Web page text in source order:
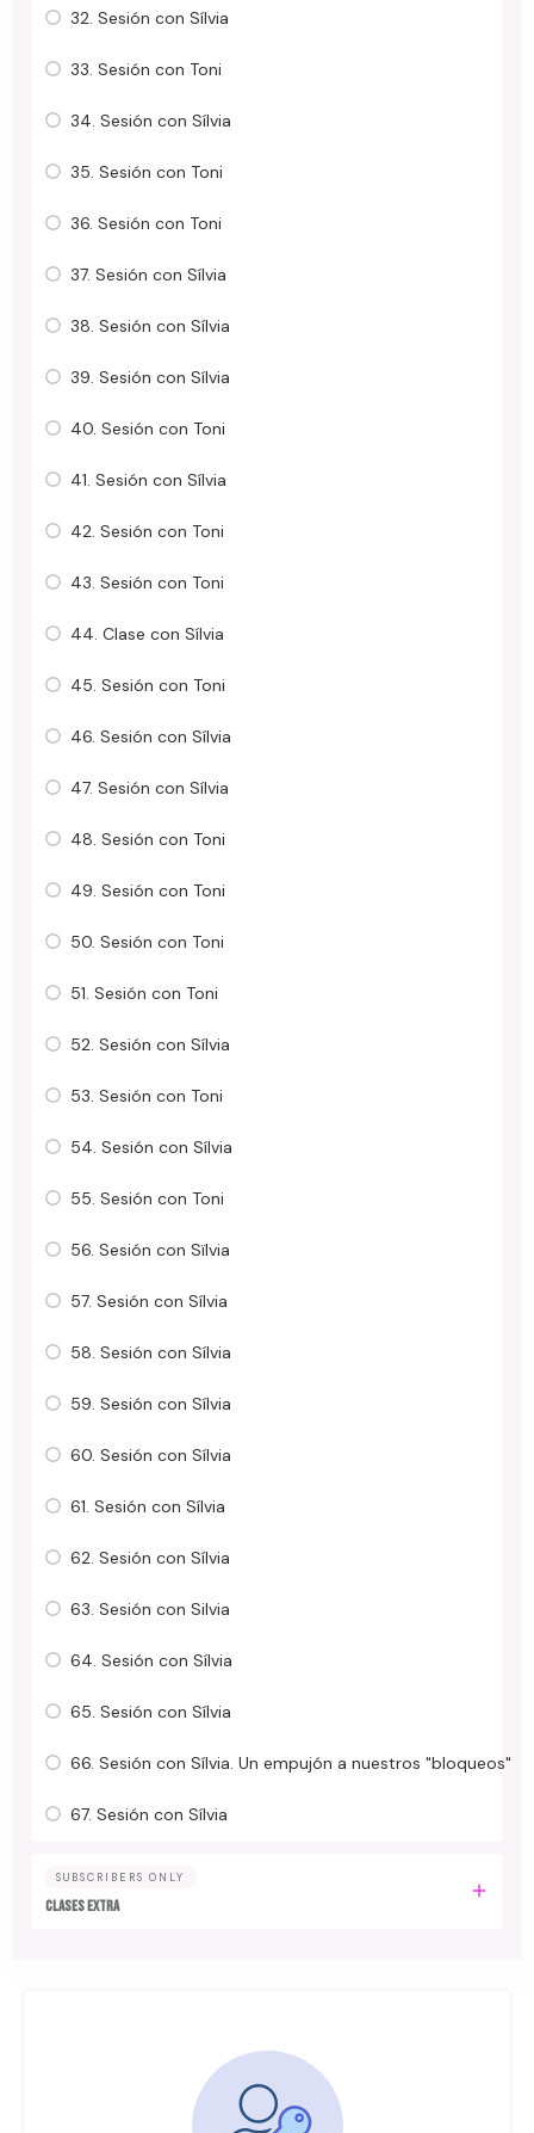
32. Sesión con Sílvia
33. Sesión con Toni
34. Sesión con Sílvia
35. Sesión con Toni
36. Sesión con Toni
37. Sesión con Sílvia
38. Sesión con Sílvia
39. Sesión con Sílvia
40. Sesión con Toni
41. Sesión con Sílvia
42. Sesión con Toni
43. Sesión con Toni
44. Clase con Sílvia
45. Sesión con Toni
46. Sesión con Sílvia
47. Sesión con Sílvia
48. Sesión con Toni
49. Sesión con Toni
50. Sesión con Toni
51. Sesión con Toni
52. Sesión con Sílvia
53. Sesión con Toni
54. Sesión con Sílvia
55. Sesión con Toni
56. Sesión con Sïlvia
57. Sesión con Sílvia
58. Sesión con Sílvia
59. Sesión con Sílvia
60. Sesión con Sílvia
61. Sesión con Sílvia
62. Sesión con Sílvia
63. Sesión con Silvia
64. Sesión con Sílvia
65. Sesión con Sílvia
66. Sesión con Sílvia. Un empujón a nuestros "bloqueos"
67. Sesión con Sílvia
SUBSCRIBERS ONLY
Clases Extra